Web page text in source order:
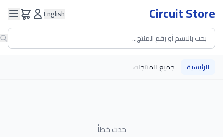
Circuit Store
English
الرئيسية جميع المنتجات
حدث خطأ